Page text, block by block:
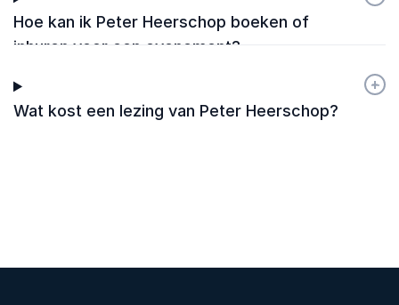
Hoe kan ik Peter Heerschop boeken of
inhuren voor een evenement?
Wat kost een lezing van Peter Heerschop?
+
-